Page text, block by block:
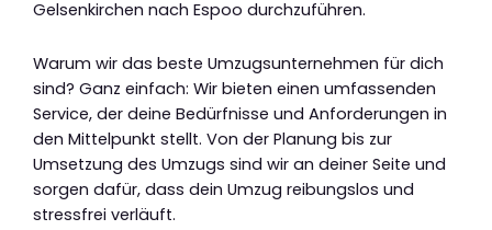
Gelsenkirchen nach Espoo durchzuführen.
Warum wir das beste Umzugsunternehmen für dich
sind? Ganz einfach: Wir bieten einen umfassenden
Service, der deine Bedürfnisse und Anforderungen in
den Mittelpunkt stellt. Von der Planung bis zur
Umsetzung des Umzugs sind wir an deiner Seite und
sorgen dafür, dass dein Umzug reibungslos und
stressfrei verläuft.